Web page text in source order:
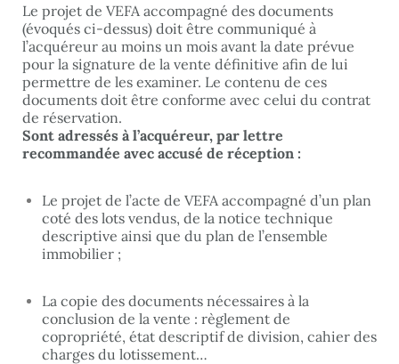
Le projet de VEFA accompagné des documents
(évoqués ci-dessus) doit être communiqué à
l’acquéreur au moins un mois avant la date prévue
pour la signature de la vente définitive afin de lui
permettre de les examiner. Le contenu de ces
documents doit être conforme avec celui du contrat
de réservation.
Sont adressés à l’acquéreur, par lettre
recommandée avec accusé de réception :
Le projet de l’acte de VEFA accompagné d’un plan
coté des lots vendus, de la notice technique
descriptive ainsi que du plan de l’ensemble
immobilier ;
La copie des documents nécessaires à la
conclusion de la vente : règlement de
copropriété, état descriptif de division, cahier des
charges du lotissement…